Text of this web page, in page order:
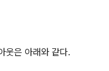
웃은 아래와 같다.